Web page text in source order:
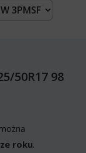
50R17 98
roku.